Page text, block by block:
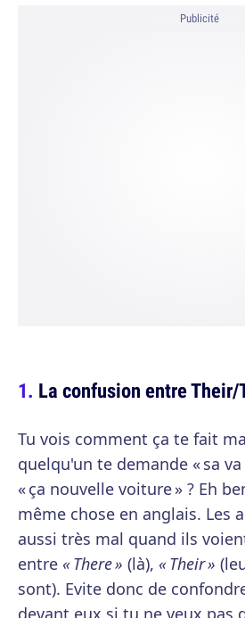
Publicité
La confusion entre
Tu vois comment ça te fait
quelqu'un te demande « sa
« ça nouvelle voiture » ? Eh
même chose en anglais. Les
aussi très mal quand ils
entre « There » (là), « Their »
sont). Evite donc de
devant eux si tu ne veux pas